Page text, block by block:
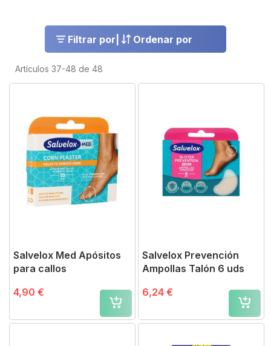
Artículos 37-48 de 48
Filtrar por Ordenar por
Salvelox Med Apósitos
para callos
4,90 €
Salvelox Prevención
Ampollas Talón 6 uds
6,24 €